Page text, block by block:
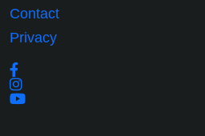
Contact
Privacy